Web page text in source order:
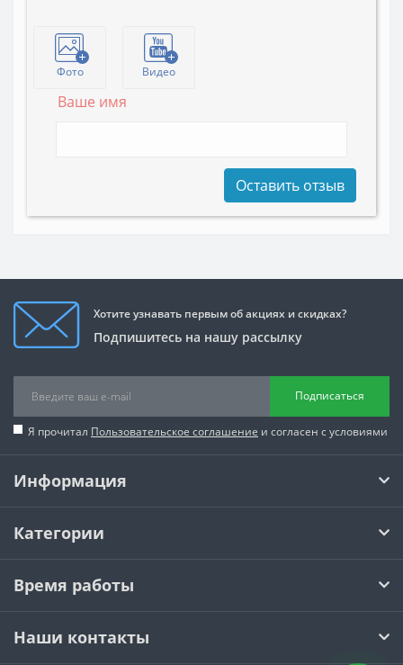
Фото Видео
Ваше имя
Оставить отзыв
Хотите узнавать первым об акциях и скидках?
Подпишитесь на нашу рассылку
Подписаться
Я прочитал Пользовательское соглашение и согласен с условиями
Информация
Категории
Время работы
Наши контакты